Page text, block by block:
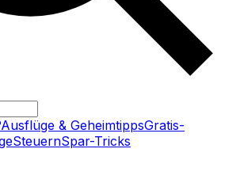
Ausflüge & GeheimtippsGratis-
SteuernSpar-Tricks